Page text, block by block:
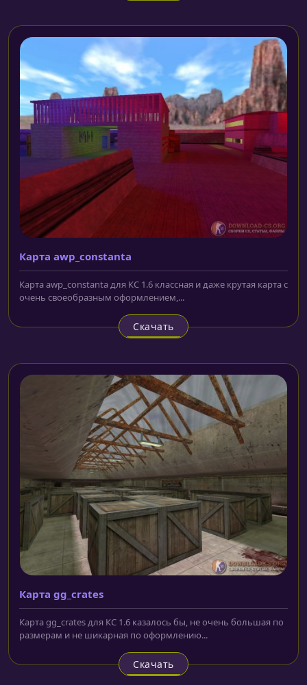
Карта awp_constanta
Карта awp_constanta для КС 1.6 классная и даже крутая карта с
очень своеобразным оформлением,...
Скачать
Карта gg_crates
Карта gg_crates для КС 1.6 казалось бы, не очень большая по
размерам и не шикарная по оформлению...
Скачать